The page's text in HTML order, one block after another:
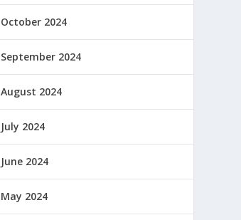
October 2024
September 2024
August 2024
July 2024
June 2024
May 2024